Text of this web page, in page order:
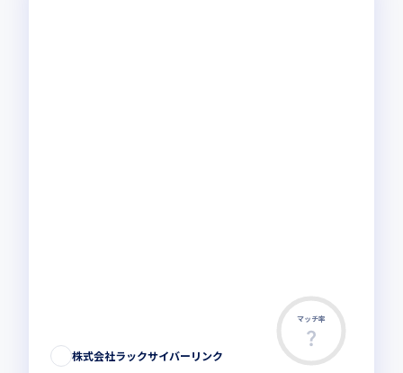
マッチ率
株式会社ラックサイバーリンク